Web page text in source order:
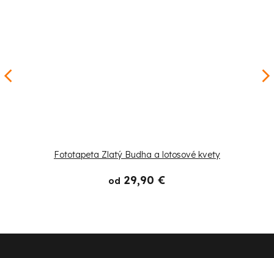
Fototapeta Zlatý Budha a lotosové kvety
od 29,90 €